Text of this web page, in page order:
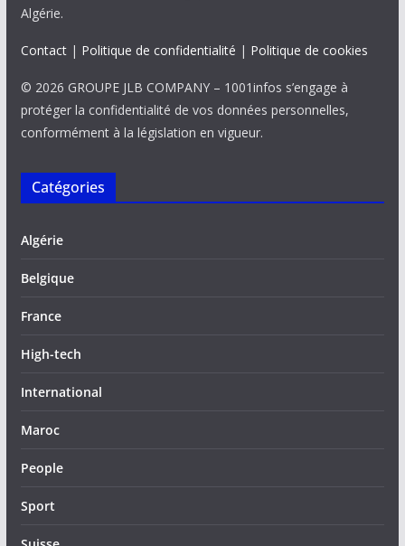
Algérie.
Contact| Politique de confidentialité | Politique de cookies
© 2026 GROUPE JLB COMPANY – 1001infos s’engage à
protéger la confidentialité de vos données personnelles,
conformément à la législation en vigueur.
Catégories
Algérie
Belgique
France
High-tech
International
Maroc
People
Sport